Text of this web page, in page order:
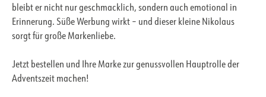
bleibt er nicht nur geschmacklich, sondern auch emotional in
Erinnerung. Süße Werbung wirkt – und dieser kleine Nikolaus
sorgt für große Markenliebe.
Jetzt bestellen und Ihre Marke zur genussvollen Hauptrolle der
Adventszeit machen!